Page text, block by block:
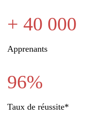
+ 40 000
Apprenants
96%
Taux de réussite*